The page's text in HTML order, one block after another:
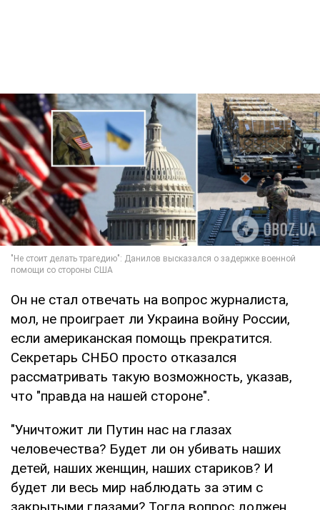
Он не стал отвечать на вопрос журналиста,
мол, не проиграет ли Украина войну России,
если американская помощь прекратится.
Секретарь СНБО просто отказался
рассматривать такую ​​возможность, указав,
что "правда на нашей стороне".
"Уничтожит ли Путин нас на глазах
человечества? Будет ли он убивать наших
детей, наших женщин, наших стариков? И
будет ли весь мир наблюдать за этим с
закрытыми глазами? Тогда вопрос должен